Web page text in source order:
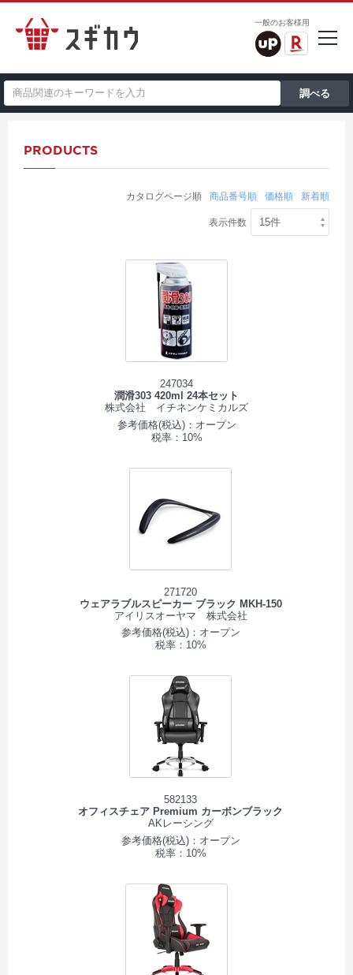
一般のお客様用
PRODUCTS
カタログページ順 商品番号順 価格順 新着順
表示件数
247034
潤滑303 420ml 24本セット
株式会社 イチネンケミカルズ
参考価格(税込)：オープン
税率：10%
271720
ウェアラブルスピーカー ブラック MKH-150
アイリスオーヤマ 株式会社
参考価格(税込)：オープン
税率：10%
582133
オフィスチェア Premium カーボンブラック
AKレーシング
参考価格(税込)：オープン
税率：10%